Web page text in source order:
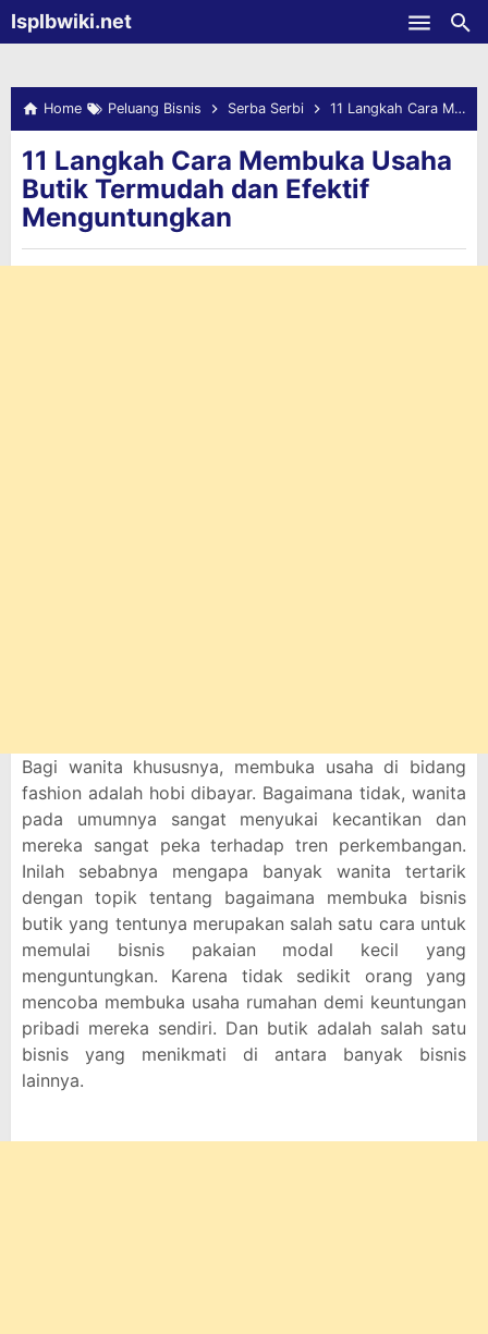
-->Isplbwiki.net
Home Peluang Bisnis Serba Serbi 11 Langkah Cara Membuka Usaha Butik Termudah dan Efektif Menguntungkan
11 Langkah Cara Membuka Usaha
Butik Termudah dan Efektif
Menguntungkan
Bagi wanita khususnya, membuka usaha di bidang
fashion adalah hobi dibayar. Bagaimana tidak, wanita
pada umumnya sangat menyukai kecantikan dan
mereka sangat peka terhadap tren perkembangan.
Inilah sebabnya mengapa banyak wanita tertarik
dengan topik tentang bagaimana membuka bisnis
butik yang tentunya merupakan salah satu cara untuk
memulai bisnis pakaian modal kecil yang
menguntungkan. Karena tidak sedikit orang yang
mencoba membuka usaha rumahan demi keuntungan
pribadi mereka sendiri. Dan butik adalah salah satu
bisnis yang menikmati di antara banyak bisnis
lainnya.